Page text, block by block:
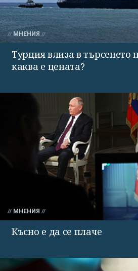
МНЕНИЯ
Турция влиза в търсенето
каква е цената?
МНЕНИЯ
Късно е да се плаче